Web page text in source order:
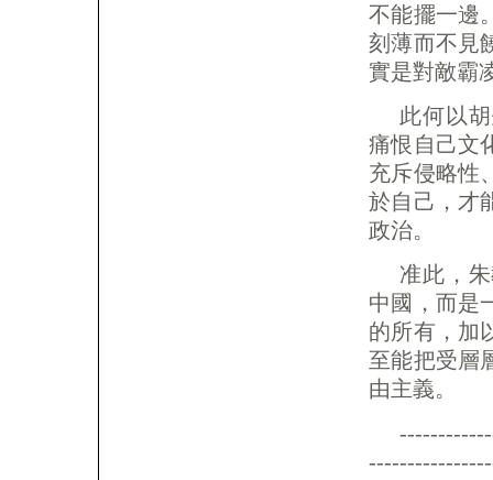
不能擺一邊
刻薄而不見
實是對敵霸
此何以
痛恨自己文
充斥侵略性
於自己，才
政治。
准此，
中國，而是
的所有，加
至能把受層
由主義。